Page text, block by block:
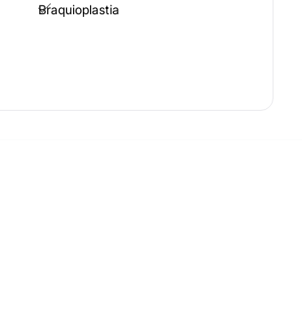
Braquioplastia